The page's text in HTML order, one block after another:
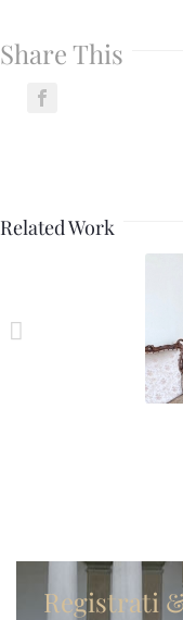
Share This
Related Work
Registrati